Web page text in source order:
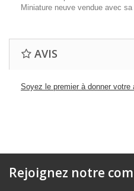
Miniature neuve vendue avec
AVIS
Soyez le premier à donner votre
Rejoignez notre